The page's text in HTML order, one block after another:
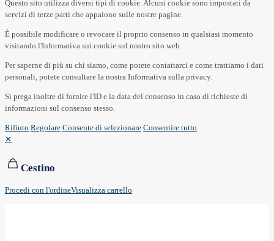
Questo sito utilizza diversi tipi di cookie. Alcuni cookie sono impostati da
servizi di terze parti che appaiono sulle nostre pagine.
È possibile modificare o revocare il proprio consenso in qualsiasi momento
visitando l'Informativa sui cookie sul nostro sito web.
Per saperne di più su chi siamo, come potete contattarci e come trattiamo i dati
personali, potete consultare la nostra Informativa sulla privacy.
Si prega inoltre di fornire l'ID e la data del consenso in caso di richieste di
informazioni sul consenso stesso.
Rifiuto Regolare Consente di selezionare Consentire tutto
✕
Cestino
Procedi con l'ordineVisualizza carrello